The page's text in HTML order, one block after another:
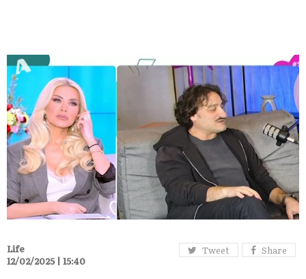
Tweet Share
Life
12/02/2025 | 15:40